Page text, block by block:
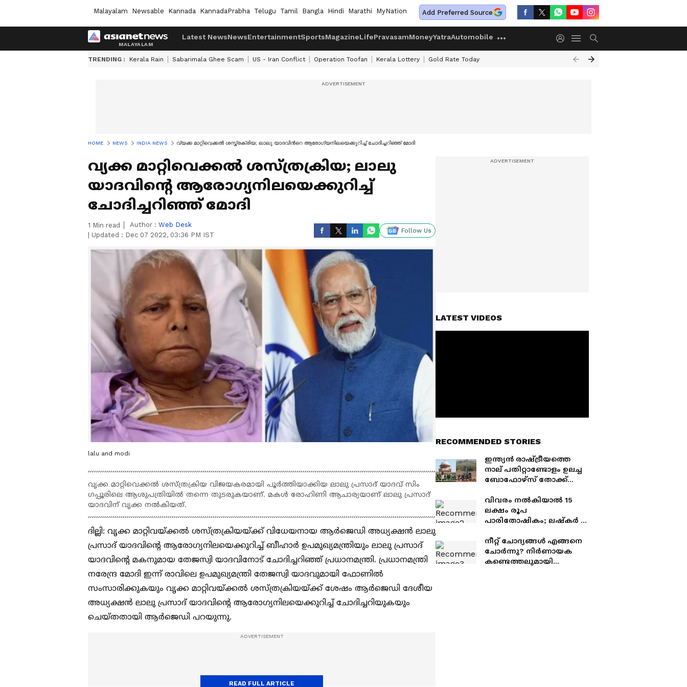
Malayalam Newsable Kannada KannadaPrabha Telugu Tamil Bangla Hindi Marathi MyNation Add Preferred Source
Latest NewsNewsEntertainmentSportsMagazineLifePravasamMoneyYatraAutomobile
TRENDING : Kerala Rain Sabarimala Ghee Scam US - Iran Conflict Operation Toofan Kerala Lottery Gold Rate Today
HOME NEWS INDIA NEWS വ്യക്ക മാറ്റിവെക്കൽ ശസ്ത്രക്രിയ; ലാലു യാദവിന്‍റെ ആരോ​ഗ്യനിലയെക്കുറിച്ച് ചോദിച്ചറിഞ്ഞ് മോദി
വ്യക്ക മാറ്റിവെക്കൽ ശസ്ത്രക്രിയ; ലാലു
യാദവിന്‍റെ ആരോ​ഗ്യനിലയെക്കുറിച്ച്
ചോദിച്ചറിഞ്ഞ് മോദി
1 Min read Author : Web Desk
Updated : Dec 07 2022, 03:36 PM IST
Follow Us
lalu and modi
വൃക്ക മാറ്റിവെക്കൽ ശസ്ത്രക്രിയ വിജയകരമായി പൂർത്തിയാക്കിയ ലാലു പ്രസാദ് യാദവ് സിം​
ഗപ്പൂരിലെ ആശുപത്രിയിൽ തന്നെ തുടരുകയാണ്. മകൾ രോഹിണി ആചാര്യയാണ് ലാലു പ്രസാദ്
യാദവിന് വൃക്ക നൽകിയത്.
ദില്ലി: വൃക്ക മാറ്റിവയ്ക്കൽ ശസ്ത്രക്രിയയ്ക്ക് വിധേയനായ ആർജെഡി അധ്യക്ഷൻ ലാലു
പ്രസാദ് യാദവിന്റെ ആരോ​ഗ്യനിലയെക്കുറിച്ച് ബീഹാർ ഉപമുഖ്യമന്ത്രിയും ലാലു പ്രസാദ്
യാദവിന്റെ മകനുമായ തേജസ്വി യാദവിനോട് ചോദിച്ചറിഞ്ഞ് പ്രധാനമന്ത്രി. പ്രധാനമന്ത്രി
നരേന്ദ്ര മോദി ഇന്ന് രാവിലെ ഉപമുഖ്യമന്ത്രി തേജസ്വി യാദവുമായി ഫോണിൽ
സംസാരിക്കുകയും വൃക്ക മാറ്റിവയ്ക്കൽ ശസ്ത്രക്രിയയ്ക്ക് ശേഷം ആർജെഡി ദേശീയ
അധ്യക്ഷൻ ലാലു പ്രസാദ് യാദവിന്റെ ആരോഗ്യനിലയെക്കുറിച്ച് ചോദിച്ചറിയുകയും
ചെയ്തതായി ആർജെഡി പറയുന്നു.
READ FULL ARTICLE
LATEST VIDEOS
RECOMMENDED STORIES
ഇന്ത്യൻ രാഷ്ട്രീയത്തെ
നാല് പതിറ്റാണ്ടോളം ഉലച്ച
ബോഫോഴ്‌സ് തോക്ക്
നിയമനടപടികൾ
അവസാനിപ്പിച്ച്
സുപ്രീംകോടതി
വിവരം നൽകിയാൽ 15
ലക്ഷം രൂപ
പാരിതോഷികം; ലഷ്കർ ഇ
ലത്തീഫ് ഭട്ടിനെ പിടികൂടാൻ
സുരക്ഷാ സേന
നീറ്റ് ചോദ്യങ്ങൾ എങ്ങനെ
ചോർന്നു? നിർണായക
കണ്ടെത്തലുമായി